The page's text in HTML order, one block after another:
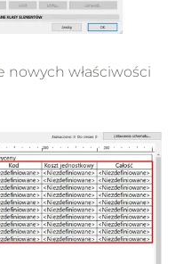
właściwości